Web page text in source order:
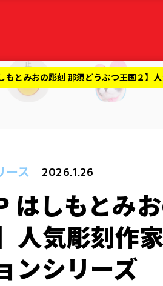
もとみおの彫刻 那須どうぶつ王国２】
ース 2026.1.26
はしもとみ
人気彫刻作
ンシリーズ